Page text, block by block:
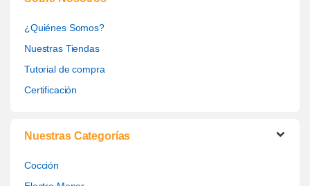
¿Quiénes Somos?
Nuestras Tiendas
Tutorial de compra
Certificación
Nuestras Categorías
Cocción